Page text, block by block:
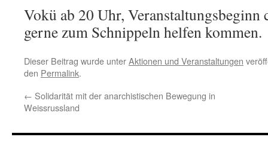
Vokü ab 20 Uhr, Veranstaltungsbeginn
gerne zum Schnippeln helfen kommen.
Dieser Beitrag wurde unterAktionen und Veranstaltungen
den Permalink.
← Solidarität mit der anarchistischen Bewegung in
Weissrussland